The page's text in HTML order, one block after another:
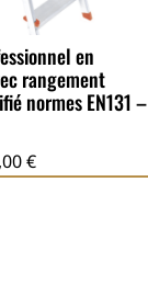
en
rangement
normes EN131 –
€Plage